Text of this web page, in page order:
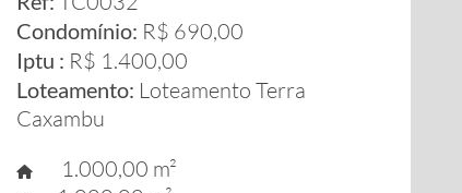
Condomínio: R$ 690,00
Iptu : R$ 1.400,00
Loteamento: Loteamento Terra
Caxambu
1.000,00 m²